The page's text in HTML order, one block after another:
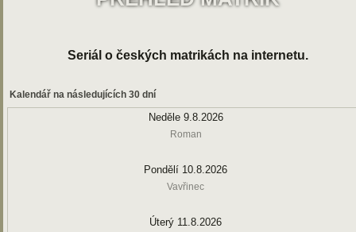
Seriál o českých matrikách na internetu.
Kalendář na následujících 30 dní
Neděle 9.8.2026
Roman
Pondělí 10.8.2026
Vavřinec
Úterý 11.8.2026